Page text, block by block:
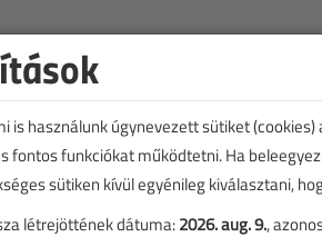
is használunk úgynevezett sütiket
fontos funkciókat működtetni. Ha
sütiken kívül egyénileg kiválasztani,
létrejöttének dátuma:2026. aug. 9.,